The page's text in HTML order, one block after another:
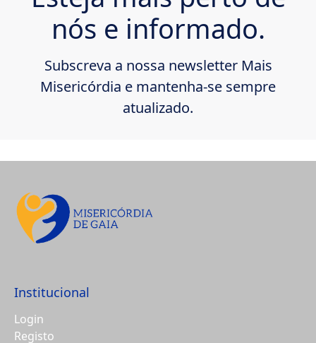
nós e informado.
Subscreva a nossa newsletter Mais
Misericórdia e mantenha-se sempre
atualizado.
Institucional
Login
Registo